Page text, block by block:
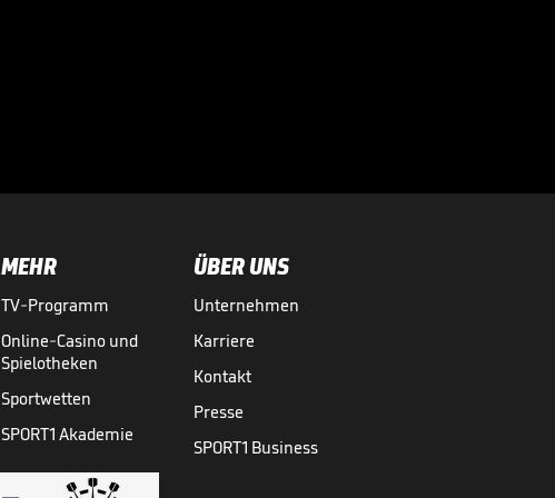
MEHR
TV-Programm
Online-Casino und
Spielotheken
Sportwetten
SPORT1 Akademie
ÜBER UNS
Unternehmen
Karriere
Kontakt
Presse
SPORT1 Business